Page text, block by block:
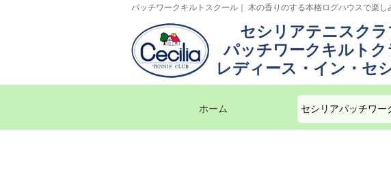
パッチワークキルトスクール｜ 木の香りのする本格ログハウスで楽し
セシリアテニスクラ
パッチワークキルトク
レディース・イン・セ
ホーム セシリアパッチワー